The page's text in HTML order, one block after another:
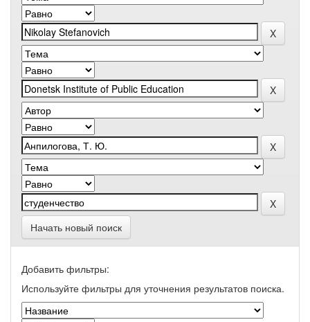
Начать новый поиск
Добавить фильтры:
Используйте фильтры для уточнения результатов поиска.